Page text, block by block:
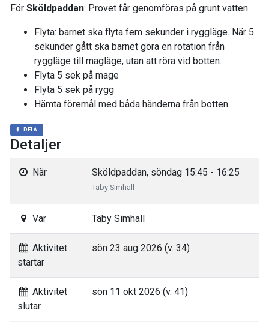
För Sköldpaddan: Provet får genomföras på grunt vatten.
Flyta: barnet ska flyta fem sekunder i ryggläge. När 5
sekunder gått ska barnet göra en rotation från
ryggläge till magläge, utan att röra vid botten.
Flyta 5 sek på mage
Flyta 5 sek på rygg
Hämta föremål med båda händerna från botten.
DELA
Detaljer
När Sköldpaddan, söndag 15:45 - 16:25
Täby Simhall
Var Täby Simhall
Aktivitet
startar
sön 23 aug 2026 (v. 34)
Aktivitet
slutar
sön 11 okt 2026 (v. 41)